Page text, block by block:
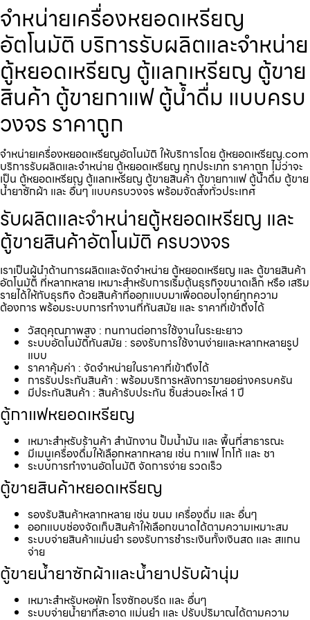
จำหน่ายเครื่องหยอดเหรียญ​
อัตโนมัติ บริการรับผลิตและจำหน่าย
ตู้หยอดเหรียญ ตู้แลกเหรียญ ตู้ขาย
สินค้า ตู้ขายกาแฟ ตู้น้ำดื่ม แบบครบ
วงจร ราคาถูก
จำหน่ายเครื่องหยอดเหรียญ​อัตโนมัติ ให้บริการโดย ตู้หยอดเหรียญ.com
บริการรับผลิตและจำหน่าย ตู้หยอดเหรียญ ทุกประเภท ราคาถูก ไม่ว่าจะ
เป็น ตู้หยอดเหรียญ ตู้แลกเหรียญ ตู้ขายสินค้า ตู้ขายกาแฟ ตู้น้ำดื่ม ตู้ขาย
น้ำยาซักผ้า และ อื่นๆ แบบครบวงจร พร้อมจัดส่งทั่วประเทศ
รับผลิตและจำหน่ายตู้หยอดเหรียญ และ
ตู้ขายสินค้าอัตโนมัติ ครบวงจร
เราเป็นผู้นำด้านการผลิตและจัดจำหน่าย ตู้หยอดเหรียญ และ ตู้ขายสินค้า
อัตโนมัติ ที่หลากหลาย เหมาะสำหรับการเริ่มต้นธุรกิจขนาดเล็ก หรือ เสริม
รายได้ให้กับธุรกิจ ด้วยสินค้าที่ออกแบบมาเพื่อตอบโจทย์ทุกความ
ต้องการ พร้อมระบบการทำงานที่ทันสมัย และ ราคาที่เข้าถึงได้
วัสดุคุณภาพสูง : ทนทานต่อการใช้งานในระยะยาว
ระบบอัตโนมัติทันสมัย : รองรับการใช้งานง่ายและหลากหลายรูป
แบบ
ราคาคุ้มค่า : จัดจำหน่ายในราคาที่เข้าถึงได้
การรับประกันสินค้า : พร้อมบริการหลังการขายอย่างครบครัน
มีประกันสินค้า : สินค้ารับประกัน ชิ้นส่วนอะไหล่ 1 ปี
ตู้กาแฟหยอดเหรียญ
เหมาะสำหรับร้านค้า สำนักงาน ปั้มน้ำมัน และ พื้นที่สาธารณะ
มีเมนูเครื่องดื่มให้เลือกหลากหลาย เช่น กาแฟ โกโก้ และ ชา
ระบบการทำงานอัตโนมัติ จัดการง่าย รวดเร็ว
ตู้ขายสินค้าหยอดเหรียญ
รองรับสินค้าหลากหลาย เช่น ขนม เครื่องดื่ม และ อื่นๆ
ออกแบบช่องจัดเก็บสินค้าให้เลือกขนาดได้ตามความเหมาะสม
ระบบจ่ายสินค้าแม่นยำ รองรับการชำระเงินทั้งเงินสด และ สแกน
จ่าย
ตู้ขายน้ำยาซักผ้าและน้ำยาปรับผ้านุ่ม
เหมาะสำหรับหอพัก โรงซักอบรีด และ อื่นๆ
ระบบจ่ายน้ำยาที่สะอาด แม่นยำ และ ปรับปริมาณได้ตามความ